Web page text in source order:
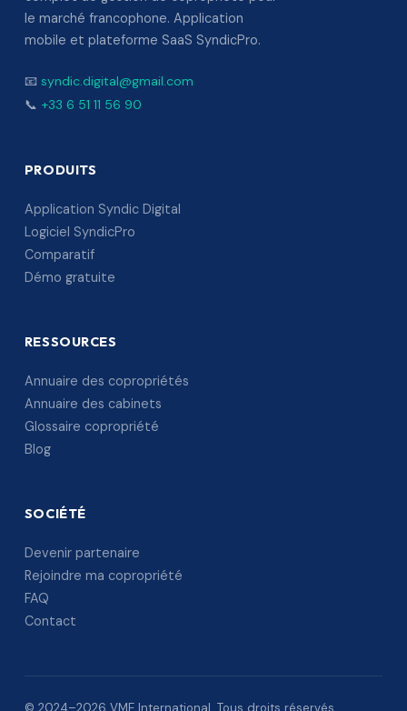
le marché francophone. Application
mobile et plateforme SaaS SyndicPro.
📧 syndic.digital@gmail.com
📞 +33 6 51 11 56 90
PRODUITS
Application Syndic Digital
Logiciel SyndicPro
Comparatif
Démo gratuite
RESSOURCES
Annuaire des copropriétés
Annuaire des cabinets
Glossaire copropriété
Blog
SOCIÉTÉ
Devenir partenaire
Rejoindre ma copropriété
FAQ
Contact
© 2024–2026 VME International. Tous droits réservés.